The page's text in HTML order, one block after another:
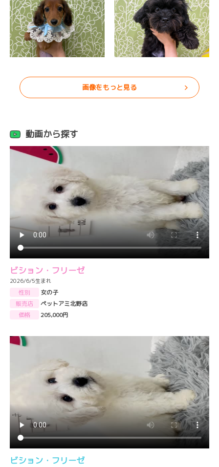
画像をもっと見る
動画から探す
ビション・フリーゼ
2026/6/5生まれ
性別
女の子
販売店
ペットアミ北野店
価格
205,000円
ビション・フリーゼ